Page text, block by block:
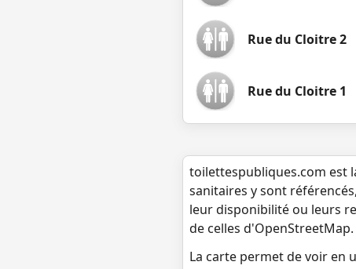
Rue du Cloitre 2
Rue du Cloitre 1
toilettespubliques.com est
sanitaires y sont
leur disponibilité ou leurs
de celles d'OpenStreetMap.
La carte permet de voir en